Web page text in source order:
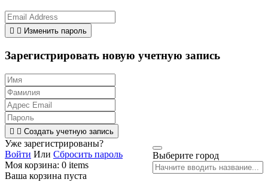
  Изменить пароль
Зарегистрировать новую учетную запись
  Создать учетную запись
Уже зарегистрированы?
Войти Или Сбросить пароль
Моя корзина: 0 items
Ваша корзина пуста
Выберите город